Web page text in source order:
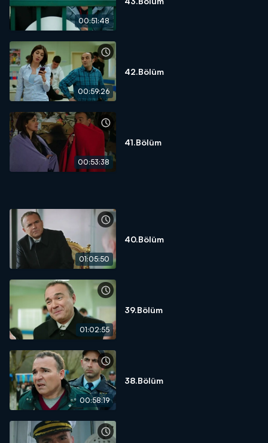
00:51:48
00:59:26
42.Bölüm
00:53:38
41.Bölüm
01:05:50
40.Bölüm
01:02:55
39.Bölüm
00:58:19
38.Bölüm